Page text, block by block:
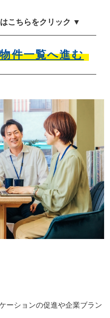
こちらをクリック ▼
件一覧へ進む
ーションの促進や企業ブラン